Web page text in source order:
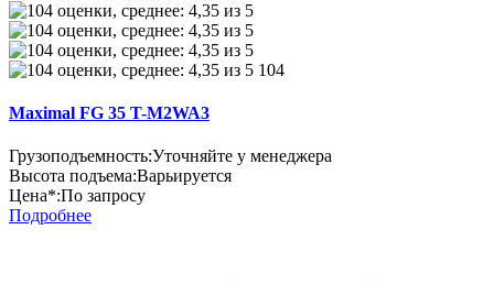
104
Maximal FG 35 T-M2WA3
Грузоподъемность:Уточняйте у менеджера
Высота подъема:Варьируется
Цена*:По запросу
Подробнее